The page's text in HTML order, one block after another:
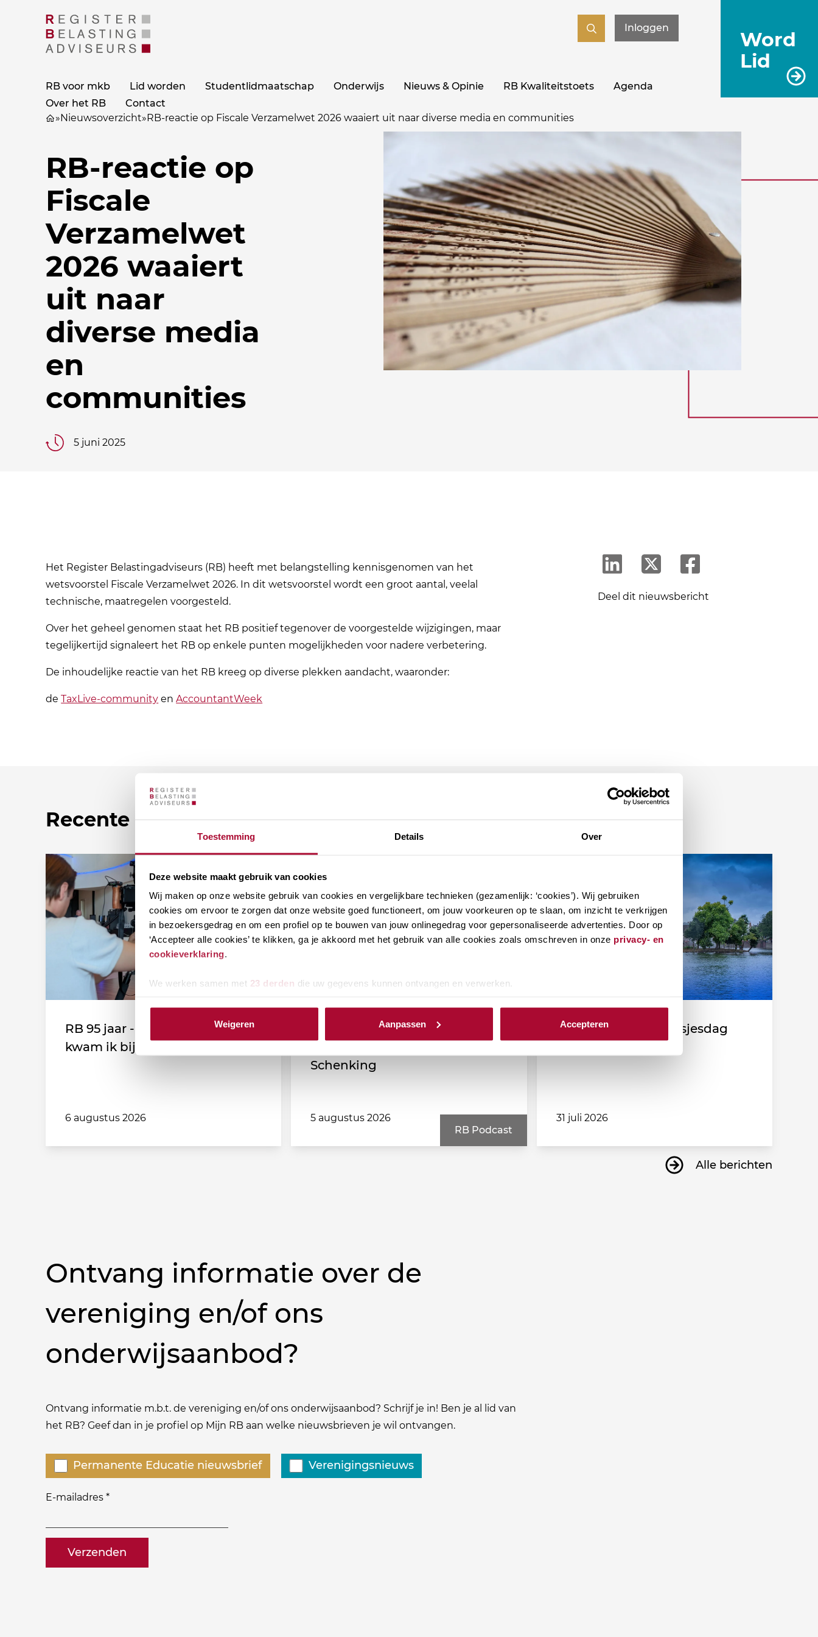
Toestemming Details Over
Deze website maakt gebruik van cookies
Wij maken op onze website gebruik van cookies en vergelijkbare technieken (gezamenlijk: ‘cookies’). Wij gebruiken
cookies om ervoor te zorgen dat onze website goed functioneert, om jouw voorkeuren op te slaan, om inzicht te verkrijgen
in bezoekersgedrag en om een profiel op te bouwen van jouw onlinegedrag voor gepersonaliseerde advertenties. Door op
‘Accepteer alle cookies’ te klikken, ga je akkoord met het gebruik van alle cookies zoals omschreven in onze privacy- en
cookieverklaring.
We werken samen met 23 derden die uw gegevens kunnen ontvangen en verwerken.
Weigeren Aanpassen Accepteren
Word
Lid
Inloggen
RB voor mkb Lid worden Studentlidmaatschap Onderwijs Nieuws & Opinie RB Kwaliteitstoets
Agenda
Over het RB
Contact
»Nieuwsoverzicht»RB-reactie op Fiscale Verzamelwet 2026 waaiert uit naar diverse media en communities
RB-reactie op
Fiscale
Verzamelwet
2026 waaiert
uit naar
diverse media
en
communities
5 juni 2025
Het Register Belastingadviseurs (RB) heeft met belangstelling kennisgenomen van het
wetsvoorstel Fiscale Verzamelwet 2026. In dit wetsvoorstel wordt een groot aantal, veelal
technische, maatregelen voorgesteld.
Over het geheel genomen staat het RB positief tegenover de voorgestelde wijzigingen, maar
tegelijkertijd signaleert het RB op enkele punten mogelijkheden voor nadere verbetering.
De inhoudelijke reactie van het RB kreeg op diverse plekken aandacht, waaronder:
deTaxLive-community enAccountantWeek
Deel dit nieuwsbericht
Recente nieuwsberichten
RB 95 jaar - Leden vertellen: Zo
kwam ik bij de vereniging!
6 augustus 2026
RB Podcast (afl. 172): Notaris
Schenking
5 augustus 2026
RB Podcast
Fiscale duiding Prinsjesdag
31 juli 2026
Alle berichten
Ontvang informatie over de
vereniging en/of ons
onderwijsaanbod?
Ontvang informatie m.b.t. de vereniging en/of ons onderwijsaanbod? Schrijf je in! Ben je al lid van
het RB? Geef dan in je profiel op Mijn RB aan welke nieuwsbrieven je wil ontvangen.
E-mailadres *
naam@bedrijf.nl
Welke
nieuwsbrieven
zou
willen
ontvangen?
Permanente Educatie nieuwsbrief Verenigingsnieuws